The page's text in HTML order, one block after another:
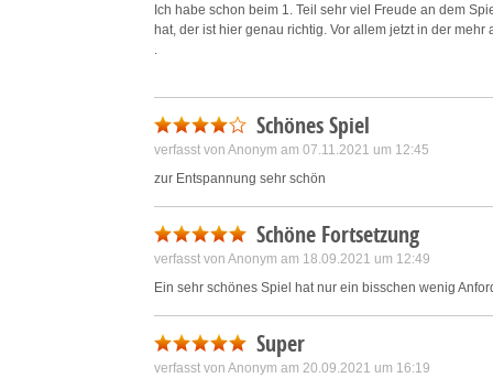
Ich habe schon beim 1. Teil sehr viel Freude an dem
hat, der ist hier genau richtig. Vor allem jetzt in der
.
Schönes Spiel
verfasst von Anonym am 07.11.2021 um 12:45
zur Entspannung sehr schön
Schöne Fortsetzung
verfasst von Anonym am 18.09.2021 um 12:49
Ein sehr schönes Spiel hat nur ein bisschen wenig
Super
verfasst von Anonym am 20.09.2021 um 16:19